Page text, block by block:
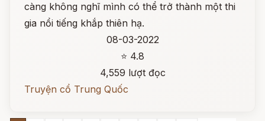
càng không nghĩ mình có thể trở thành một thi
gia nổi tiếng khắp thiên hạ.
08-03-2022
⭐ 4.8
4,559 lượt đọc
Truyện cổ Trung Quốc